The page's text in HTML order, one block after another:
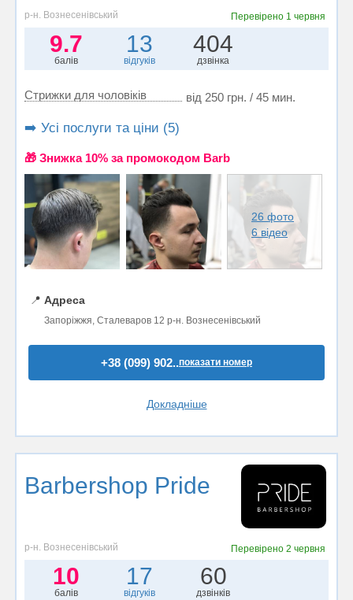
р-н. Вознесенівський Перевірено 1 червня
9.7
балів
13
відгуків
404
дзвінка
Стрижки для чоловіків від 250 грн. / 45 мин.
➡️ Усі послуги та ціни (5)
🎁 Знижка 10% за промокодом Barb
26 фото
6 відео
📍 Адреса
Запоріжжя, Сталеваров 12 р-н. Вознесенівський
+38 (099) 902..показати номер
Докладніше
Barbershop Pride
р-н. Вознесенівський Перевірено 2 червня
10
балів
17
відгуків
60
дзвінків